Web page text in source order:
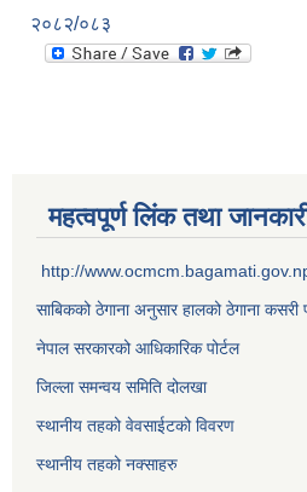
२०८२/०८३
महत्वपूर्ण लिंक तथा
http://
साबिकको ठेगाना अनुसार हालको ठेगाना कसरी
नेपाल सरकारको आधिकारिक पोर्टल
जिल्ला समन्वय समिति दोलखा
स्थानीय तहको वेवसाईटको विवरण
स्थानीय तहको नक्साहरु